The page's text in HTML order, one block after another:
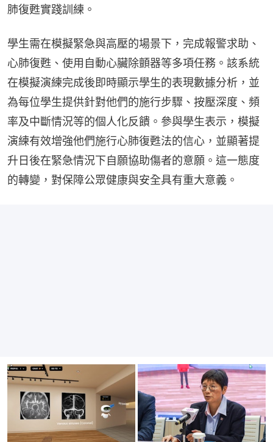
肺復甦實踐訓練。
學生需在模擬緊急與高壓的場景下，完成報警求助、
心肺復甦、使用自動心臟除顫器等多項任務。該系統
在模擬演練完成後即時顯示學生的表現數據分析，並
為每位學生提供針對他們的施行步驟、按壓深度、頻
率及中斷情況等的個人化反饋。參與學生表示，模擬
演練有效增強他們施行心肺復甦法的信心，並顯著提
升日後在緊急情況下自願協助傷者的意願。這一態度
的轉變，對保障公眾健康與安全具有重大意義。